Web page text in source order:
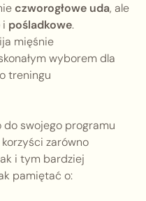
czworogłowe uda, ale
i pośladkowe.
mięśnie
wyborem dla
treningu
do swojego programu
zarówno
i tym bardziej
pamiętać o: